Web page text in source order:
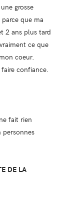
grosse
que ma
2 ans plus tard
ce que
coeur.
confiance.
fait rien
DE LA